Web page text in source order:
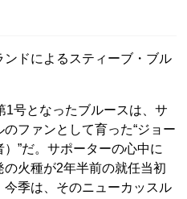
ドによるスティーブ・ブル
号となったブルースは、サ
ファンとして育った“ジョー
”だ。サポーターの心中に
火種が2年半前の就任当初
季は、そのニューカッスル